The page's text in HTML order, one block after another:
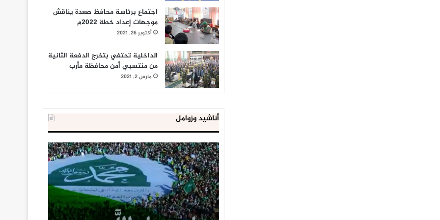
اجتماع برئاسة محافظ صعدة يناقش
موجهات إعداد خطة 2022م
أكتوبر 26, 2021
الداخلية تحتفي بتخرج الدفعة الثانية
من منتسبي أمن محافظة مأرب
مارس 2, 2021
أناشيد وزوامل
العدو
الإسرائيلي
اعتقل
543
طفلا
فلسطينيا
خلال
يناير 31, 2021
الداخلية
المصرية
إحباط
‘مخطط
كبير’
للإخوان